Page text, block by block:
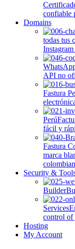
confiable
Domains
todas tus
API no
Fastura
Perú
fácil y
Fastura
marca
Security &
Builder
Services
control of
Hosting
My Account